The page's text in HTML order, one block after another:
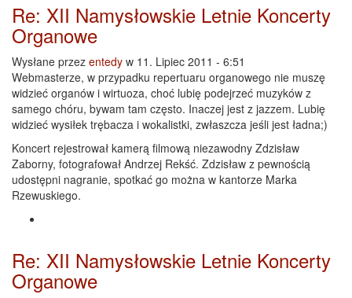
Re: XII Namysłowskie Letnie Koncerty
Organowe
Wysłane przez entedy w 11. Lipiec 2011 - 6:51
Webmasterze, w przypadku repertuaru organowego nie muszę
widzieć organów i wirtuoza, choć lubię podejrzeć muzyków z
samego chóru, bywam tam często. Inaczej jest z jazzem. Lubię
widzieć wysiłek trębacza i wokalistki, zwłaszcza jeśli jest ładna;)
Koncert rejestrował kamerą filmową niezawodny Zdzisław
Zaborny, fotografował Andrzej Rekść. Zdzisław z pewnością
udostępni nagranie, spotkać go można w kantorze Marka
Rzewuskiego.
Re: XII Namysłowskie Letnie Koncerty
Organowe